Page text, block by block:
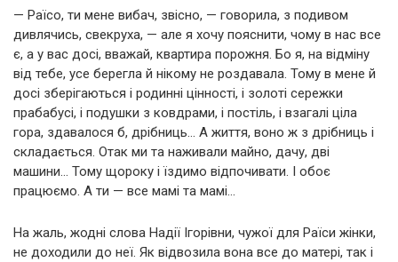
— Раїсо, ти мене вибач, звісно, — говорила, з подивом
дивлячись, свекруха, — але я хочу пояснити, чому в нас все
є, а у вас досі, вважай, квартира порожня. Бо я, на відміну
від тебе, усе берегла й нікому не роздавала. Тому в мене й
досі зберігаються і родинні цінності, і золоті сережки
прабабусі, і подушки з ковдрами, і постіль, і взагалі ціла
гора, здавалося б, дрібниць… А життя, воно ж з дрібниць і
складається. Отак ми та наживали майно, дачу, дві
машини… Тому щороку і їздимо відпочивати. І обоє
працюємо. А ти — все мамі та мамі…
На жаль, жодні слова Надії Ігорівни, чужої для Раїси жінки,
не доходили до неї. Як відвозила вона все до матері, так і